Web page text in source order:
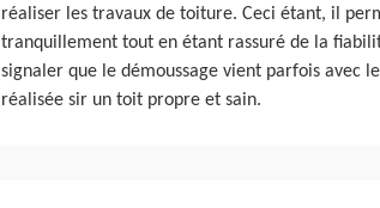
réaliser les travaux de toiture. Ceci étant, il
tranquillement tout en étant rassuré de la
signaler que le démoussage vient parfois
réalisée sir un toit propre et sain.